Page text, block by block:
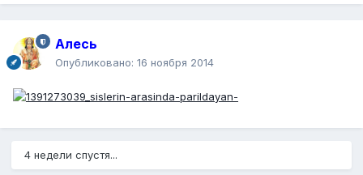
Алесь
Опубликовано: 16 ноября 2014
4 недели спустя...